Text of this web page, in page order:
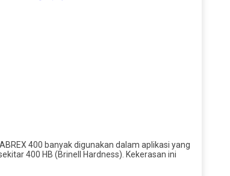
400 banyak digunakan dalam aplikasi yang
400 HB (Brinell Hardness). Kekerasan ini